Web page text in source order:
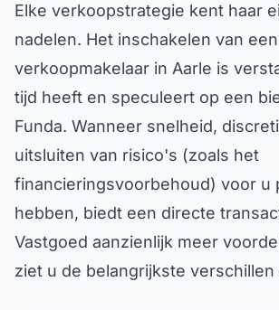
Elke verkoopstrategie kent haar
nadelen. Het inschakelen van
verkoopmakelaar in Aarle is
tijd heeft en speculeert op een
Funda. Wanneer snelheid,
uitsluiten van risico's (zoals het
financieringsvoorbehoud) voor u
hebben, biedt een directe
Vastgoed aanzienlijk meer
ziet u de belangrijkste verschillen